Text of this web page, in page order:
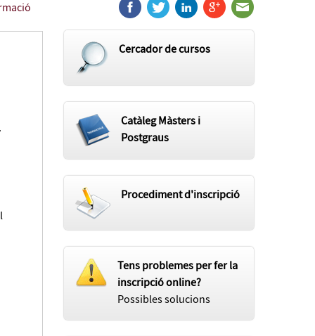
Cercador de cursos
Catàleg Màsters i
Postgraus
Procediment d'inscripció
Tens problemes per fer la
inscripció online?
Possibles solucions